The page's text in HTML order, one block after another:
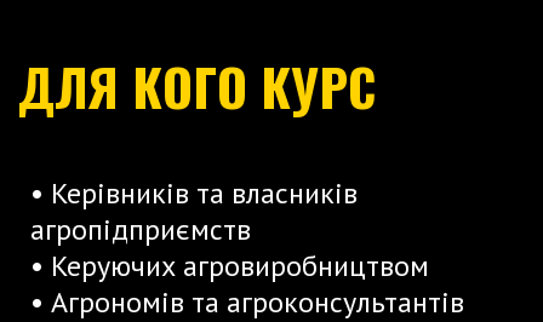
ДЛЯ КОГО КУРС
• Керівників та власників
агропідприємств
• Керуючих агровиробництвом
• Агрономів та агроконсультантів